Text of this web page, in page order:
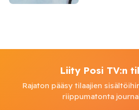
Liity Posi TV:n
Rajaton pääsy tilaajien
riippumatonta